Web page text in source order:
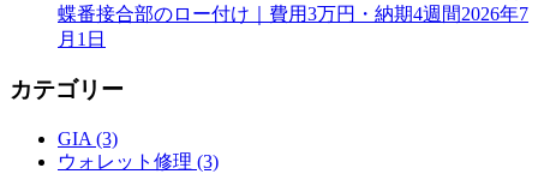
蝶番接合部のロー付け｜費用3万円・納期4週間2026年7
月1日
カテゴリー
GIA (3)
ウォレット修理 (3)